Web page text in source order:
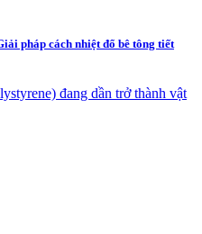
pháp cách nhiệt đổ bê tông tiết
đang dần trở thành vật